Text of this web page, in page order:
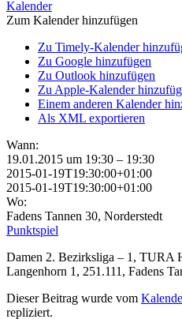
Kalender
Zum Kalender hinzufügen
Zu Timely-Kalender
Zu Google hinzufügen
Zu Outlook hinzufügen
Zu Apple-Kalender
Einem anderen Kalender
Als XML exportieren
Wann:
19.01.2015 um 19:30 – 19:30
2015-01-19T19:30:00+01:00
2015-01-19T19:30:00+01:00
Wo:
Fadens Tannen 30, Norderstedt
Punktspiel
Damen 2. Bezirksliga – 1, TURA
Langenhorn 1, 251.111, Fadens
Dieser Beitrag wurde vom
repliziert.